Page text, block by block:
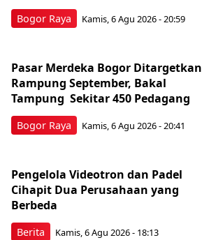
Bogor Raya Kamis, 6 Agu 2026 - 20:59
Bogor Raya
Pasar Merdeka Bogor Ditargetkan
Rampung September, Bakal
Tampung Sekitar 450 Pedagang
Kamis, 6 Agu 2026 - 20:41
Berita
Pengelola Videotron dan Padel
Cihapit Dua Perusahaan yang
Berbeda
Kamis, 6 Agu 2026 - 18:13